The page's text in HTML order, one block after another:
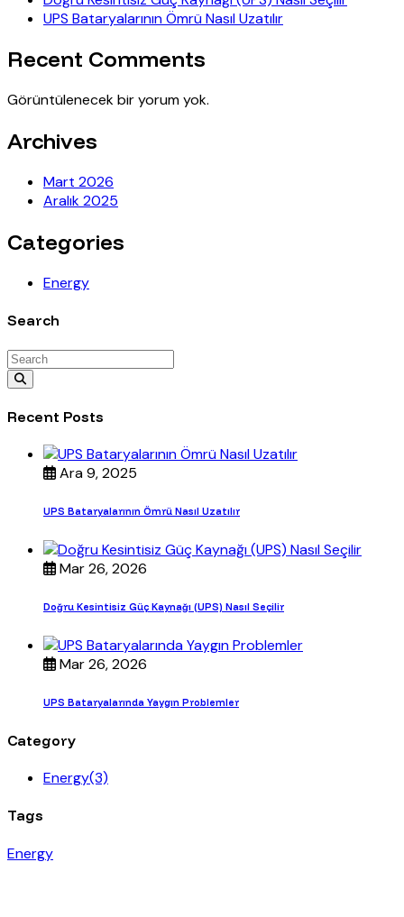
UPS Bataryalarının Ömrü Nasıl Uzatılır
Recent Comments
Görüntülenecek bir yorum yok.
Archives
Mart 2026
Aralık 2025
Categories
Energy
Search
Recent Posts
Ara 9, 2025
UPS Bataryalarının Ömrü Nasıl Uzatılır
Mar 26, 2026
Doğru Kesintisiz Güç Kaynağı (UPS) Nasıl Seçilir
Mar 26, 2026
UPS Bataryalarında Yaygın Problemler
Category
Energy(3)
Tags
Energy